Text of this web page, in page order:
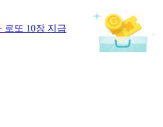
로또 10장 지급